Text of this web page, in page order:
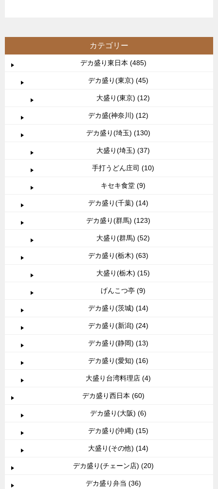
カテゴリー
デカ盛り東日本 (485)
デカ盛り(東京) (45)
大盛り(東京) (12)
デカ盛(神奈川) (12)
デカ盛り(埼玉) (130)
大盛り(埼玉) (37)
手打うどん庄司 (10)
キセキ食堂 (9)
デカ盛り(千葉) (14)
デカ盛り(群馬) (123)
大盛り(群馬) (52)
デカ盛り(栃木) (63)
大盛り(栃木) (15)
げんこつ亭 (9)
デカ盛り(茨城) (14)
デカ盛り(新潟) (24)
デカ盛り(静岡) (13)
デカ盛り(愛知) (16)
大盛り台湾料理店 (4)
デカ盛り西日本 (60)
デカ盛り(大阪) (6)
デカ盛り(沖縄) (15)
大盛り(その他) (14)
デカ盛り(チェーン店) (20)
デカ盛り弁当 (36)